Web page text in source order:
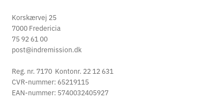
Korskærvej 25
7000 Fredericia
75 92 61 00
post@indremission.dk
Reg. nr. 7170 Kontonr. 22 12 631
CVR-nummer: 65219115
EAN-nummer: 5740032405927